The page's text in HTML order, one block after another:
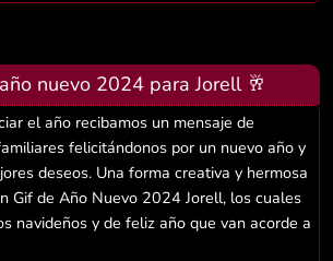
nuevo 2024 para Jorell 🥂
el año recibamos un mensaje de
felicitándonos por un nuevo año y
deseos. Una forma creativa y hermosa
Gif de Año Nuevo 2024 Jorell, los cuales
navideños y de feliz año que van acorde a